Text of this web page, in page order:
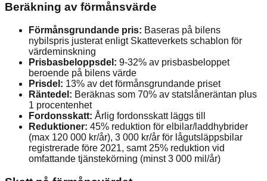
Beräkning av förmånsvärde
Förmånsgrundande pris: Baseras på bilens
nybilspris justerat enligt Skatteverkets schablon för
värdeminskning
Prisbasbeloppsdel: 9-32% av prisbasbeloppet
beroende på bilens värde
Prisdel: 13% av det förmånsgrundande priset
Räntedel: Beräknas som 70% av statslåneräntan plus
1 procentenhet
Fordonsskatt: Årlig fordonsskatt läggs till
Reduktioner: 45% reduktion för elbilar/laddhybrider
(max 120 000 kr/år), 3 000 kr/år för lågutsläppsbilar
registrerade före 2021, samt 25% reduktion vid
omfattande tjänstekörning (minst 3 000 mil/år)